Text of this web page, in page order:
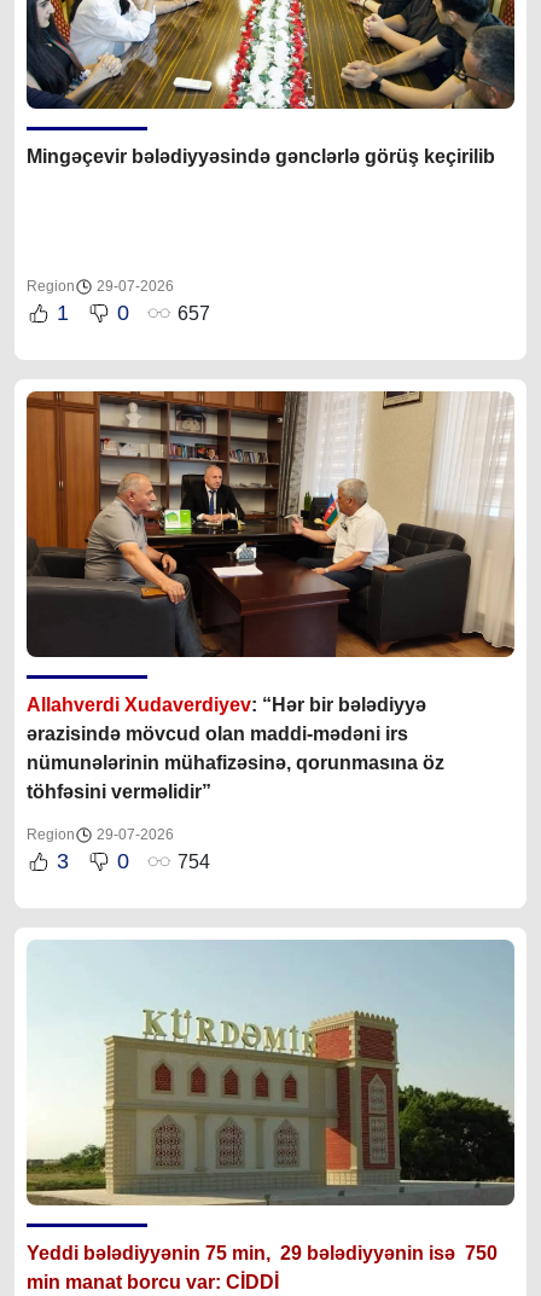
Mingəçevir bələdiyyəsində gənclərlə görüş keçirilib
Region 29-07-2026
1 0 657
Allahverdi Xudaverdiyev: “Hər bir bələdiyyə
ərazisində mövcud olan maddi-mədəni irs
nümunələrinin mühafizəsinə, qorunmasına öz
töhfəsini verməlidir”
Region 29-07-2026
3 0 754
Yeddi bələdiyyənin 75 min, 29 bələdiyyənin isə 750
min manat borcu var: CİDDİ